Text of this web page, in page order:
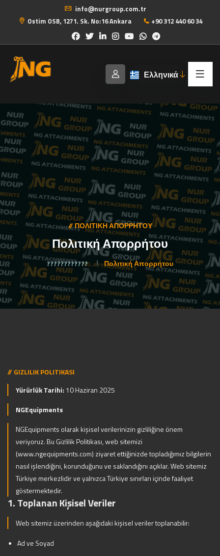
info@nurgroup.com.tr
Ostim OSB, 1271. Sk. No:16 Ankara
+90 312 440 60 34
Ελληνικά
// ΠΟΛΙΤΙΚΉ ΑΠΟΡΡΉΤΟΥ
Πολιτική Απορρήτου
???????????? Πολιτική Απορρήτου
// GIZLILIK POLITIKASI
Yürürlük Tarihi: 10 Haziran 2025
NGEquipments
NGEquipments olarak kişisel verilerinizin gizliliğine önem
veriyoruz. Bu Gizlilik Politikası, web sitemizi
(www.ngequipments.com) ziyaret ettiğinizde topladığımız bilgilerin
nasıl işlendiğini, korunduğunu ve saklandığını açıklar. Web sitemiz
Türkiye merkezlidir ve yalnızca Türkiye sınırları içinde faaliyet
göstermektedir.
1. Toplanan Kişisel Veriler
Web sitemiz üzerinden aşağıdaki kişisel veriler toplanabilir:
Ad ve Soyad